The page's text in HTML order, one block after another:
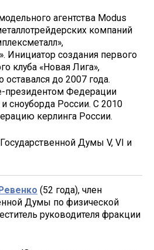
агентства Modus
компаний
Инициатор создания первого
клуба «Новая Лига»,
оставался до 2007 года.
президентом Федерации
сноуборда России. С 2010
керлинга России.
Думы V, VI и
(52 года), член
Думы по физической
руководителя фракции